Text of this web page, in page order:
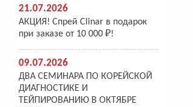
21.07.2026
АКЦИЯ! Спрей Clinar в подарок
при заказе от 10 000 ₽!
09.07.2026
ДВА СЕМИНАРА ПО КОРЕЙСКОЙ
ДИАГНОСТИКЕ И
ТЕЙПИРОВАНИЮ В ОКТЯБРЕ